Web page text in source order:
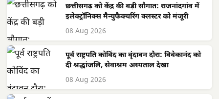
छत्तीसगढ़ को केंद्र की बड़ी सौगात: राजनांदगांव में
इलेक्ट्रॉनिक्स मैन्युफैक्चरिंग क्लस्टर को मंजूरी
08 Aug 2026
पूर्व राष्ट्रपति कोविंद का वृंदावन दौरा: विवेकानंद को
दी श्रद्धांजलि, सेवाश्रम अस्पताल देखा
08 Aug 2026